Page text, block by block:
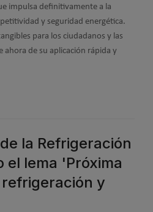
impulsa definitivamente a la
y seguridad energética.
para los ciudadanos y las
ahora de su aplicación rápida y
la Refrigeración
el lema 'Próxima
y